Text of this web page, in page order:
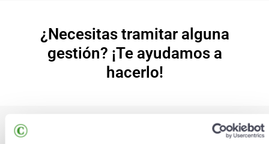
¿Necesitas tramitar alguna
gestión? ¡Te ayudamos a
hacerlo!